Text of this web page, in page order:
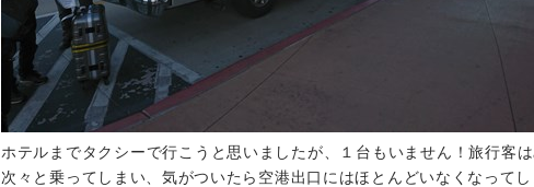
ホテルまでタクシーで行こうと思いましたが、１台もいません！旅行客
次々と乗ってしまい、気がついたら空港出口にはほとんどいなくなってし